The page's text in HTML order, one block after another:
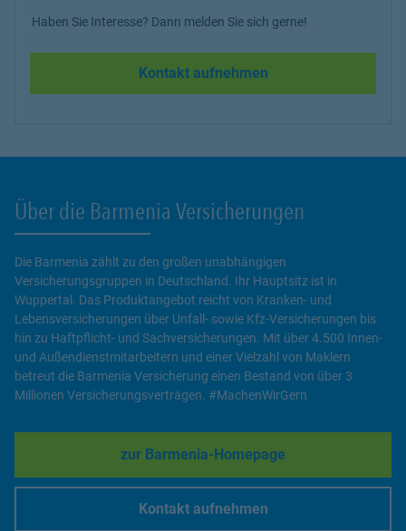
Haben Sie Interesse? Dann melden Sie sich gerne!
Kontakt aufnehmen
Über die Barmenia Versicherungen
Die Barmenia zählt zu den großen unabhängigen
Versicherungsgruppen in Deutschland. Ihr Hauptsitz ist in
Wuppertal. Das Produktangebot reicht von Kranken- und
Lebensversicherungen über Unfall- sowie Kfz-Versicherungen bis
hin zu Haftpflicht- und Sachversicherungen. Mit über 4.500 Innen-
und Außendienstmitarbeitern und einer Vielzahl von Maklern
betreut die Barmenia Versicherung einen Bestand von über 3
Millionen Versicherungsverträgen. #MachenWirGern
zur Barmenia-Homepage
Link Opens in New Tab
Kontakt aufnehmen